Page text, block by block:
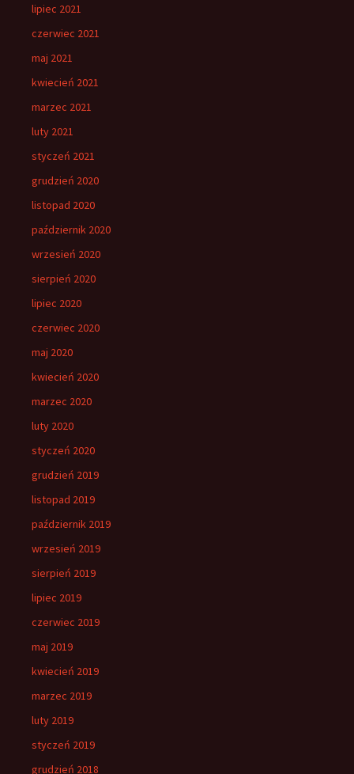
lipiec 2021
czerwiec 2021
maj 2021
kwiecień 2021
marzec 2021
luty 2021
styczeń 2021
grudzień 2020
listopad 2020
październik 2020
wrzesień 2020
sierpień 2020
lipiec 2020
czerwiec 2020
maj 2020
kwiecień 2020
marzec 2020
luty 2020
styczeń 2020
grudzień 2019
listopad 2019
październik 2019
wrzesień 2019
sierpień 2019
lipiec 2019
czerwiec 2019
maj 2019
kwiecień 2019
marzec 2019
luty 2019
styczeń 2019
grudzień 2018